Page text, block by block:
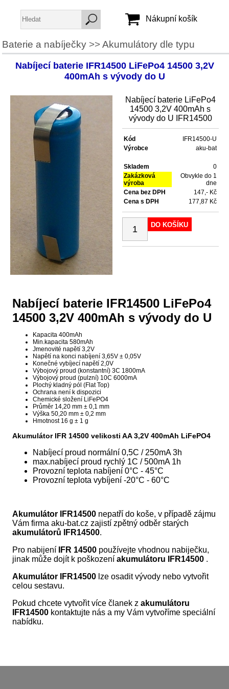
Jméno:
Heslo:
Vytvořit účet
Zapomenuté heslo
Nákupní košík
Baterie a nabíječky>>Akumulátory dle typu
Nabíjecí baterie IFR14500 LiFePo4 14500 3,2V
400mAh s vývody do U
Nabíjecí baterie LiFePo4
14500 3,2V 400mAh s
vývody do U IFR14500
Kód
IFR14500-U
Výrobce
aku-bat
Skladem
0
Zakázková
výroba
Obvykle do 1
dne
Cena bez DPH
147,- Kč
Cena s DPH
177,87 Kč
DO KOŠÍKU
Nabíjecí baterie IFR14500 LiFePo4
14500 3,2V 400mAh s vývody do U
Kapacita 400mAh
Min.kapacita 580mAh
Jmenovité napětí 3,2V
Napětí na konci nabíjení 3,65V ± 0,05V
Konečné vybíjecí napětí 2,0V
Výbojový proud (konstantní) 3C 1800mA
Výbojový proud (pulzní) 10C 6000mA
Plochý kladný pól (Flat Top)
Ochrana není k dispozici
Chemické složení LiFePO4
Průměr 14,20 mm ± 0,1 mm
Výška 50,20 mm ± 0,2 mm
Hmotnost 16 g ± 1 g
Akumulátor IFR 14500 velikosti AA 3,2V 400mAh LiFePO4
Nabíjecí proud normální 0,5C / 250mA 3h
max.nabíjecí proud rychlý 1C / 500mA 1h
Provozní teplota nabíjení 0°C - 45°C
Provozní teplota vybíjení -20°C - 60°C
Akumulátor IFR14500 nepatří do koše, v případě zájmu
Vám firma aku-bat.cz zajistí zpětný odběr starých
akumulátorů IFR14500.
Pro nabijení
IFR 14500 používejte vhodnou nabiječku,
jinak může dojít k poškozeníakumulátoru IFR14500 .
Akumulátor IFR14500 lze osadit vývody nebo vytvořit
celou sestavu.
Pokud chcete vytvořit více članek zakumulátoru
IFR14500 kontaktujte nás a my Vám vytvoříme speciální
nabídku.